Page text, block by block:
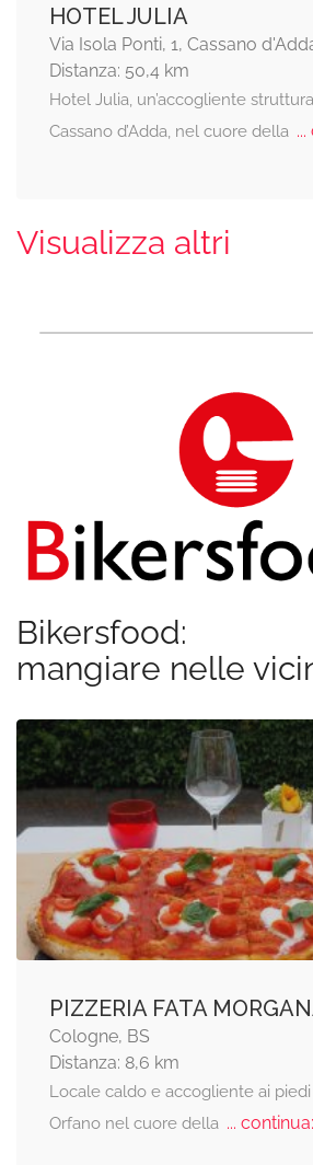
HOTEL JULIA
Via Isola Ponti, 1, Cassano
Distanza: 50,4 km
Hotel Julia, un’accogliente
Cassano d’Adda, nel cuore della
Visualizza altri
Bikersfood:
mangiare nelle
PIZZERIA FATA
Cologne, BS
Distanza: 8,6 km
Locale caldo e accogliente ai
Orfano nel cuore della ...